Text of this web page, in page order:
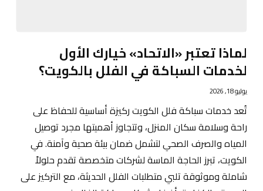
لماذا تعتبر «الاتحاد» خيارك الأول
لخدمات السباكة في الفلل بالكويت؟
يوليو 18, 2026
تُعد خدمات سباكة فلل الكويت ركيزة أساسية للحفاظ على
راحة وسلامة سكان المنزل، وتتجاوز أهميتها مجرد توصيل
المياه والصرف الصحي لتشمل ضمان بيئة صحية وآمنة. في
الكويت، تبرز الحاجة الماسة لشركات متخصصة تقدم حلولاً
شاملة وموثوقة تلبي متطلبات الفلل الحديثة، مع التركيز على